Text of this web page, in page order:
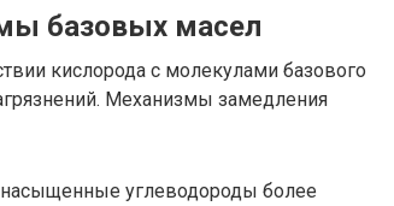
базовых масел
кислорода с молекулами базового
Механизмы замедления
насыщенные углеводороды более